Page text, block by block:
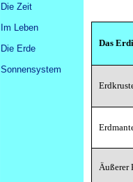
Die Zeit
Im Leben
Die Erde
Sonnensystem
Das
Äußerer